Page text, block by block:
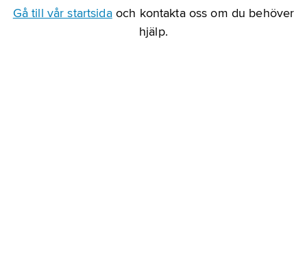
Gå till vår startsidaoch kontakta oss om du behöver
hjälp.